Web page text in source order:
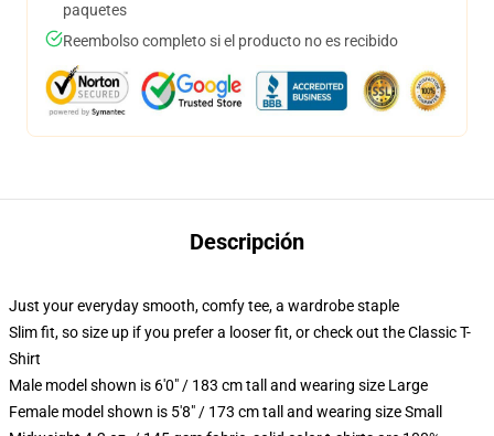
paquetes
Reembolso completo si el producto no es recibido
Descripción
Just your everyday smooth, comfy tee, a wardrobe staple
Slim fit, so size up if you prefer a looser fit, or check out the Classic T-
Shirt
Male model shown is 6'0" / 183 cm tall and wearing size Large
Female model shown is 5'8" / 173 cm tall and wearing size Small